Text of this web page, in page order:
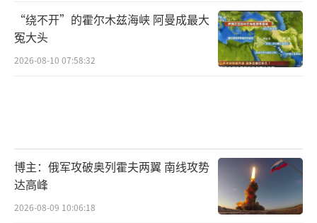
“绕不开”的霍尔木兹海峡 阿曼成最大
冤大头
2026-08-10 07:58:32
博主：俄军攻破奥列霍夫两翼 南线攻势
达高峰
2026-08-09 10:06:18